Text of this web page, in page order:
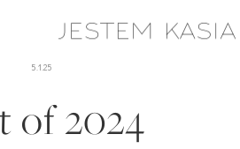
5.1.25
of 2024